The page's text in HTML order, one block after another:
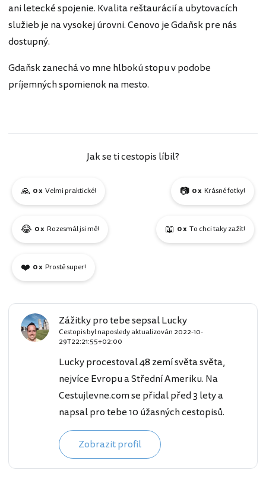
ani letecké spojenie. Kvalita reštaurácií a ubytovacích
služieb je na vysokej úrovni. Cenovo je Gdaňsk pre nás
dostupný.
Gdaňsk zanechá vo mne hlbokú stopu v podobe
príjemných spomienok na mesto.
Jak se ti cestopis líbil?
🙏 0 x Velmi praktické! 📷 0 x Krásné fotky!
😂 0 x Rozesmál jsi mě! 📖 0 x To chci taky zažít!
❤️ 0 x Prostě super!
Zážitky pro tebe sepsal Lucky
Cestopis byl naposledy aktualizován 2022-10-
29T22:21:55+02:00
Lucky procestoval 48 zemí světa světa,
nejvíce Evropu a Střední Ameriku. Na
Cestujlevne.com se přidal před 3 lety a
napsal pro tebe 10 úžasných cestopisů.
Zobrazit profil